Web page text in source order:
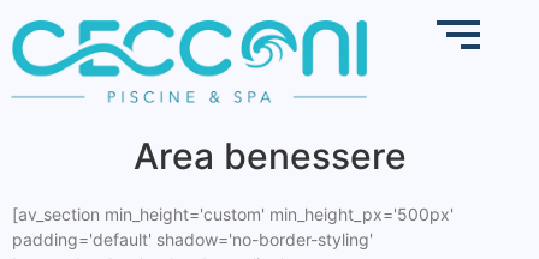
Area benessere
[av_section min_height='custom' min_height_px='500px'
padding='default' shadow='no-border-styling'